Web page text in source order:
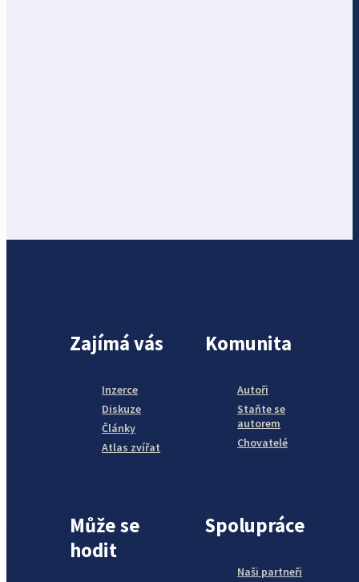
Zajímá vás
Inzerce
Diskuze
Články
Atlas zvířat
Komunita
Autoři
Staňte se
autorem
Chovatelé
Může se
hodit
Spolupráce
Naši partneři